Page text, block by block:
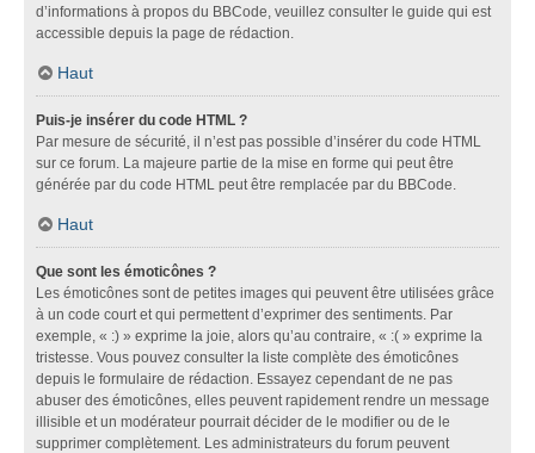
d’informations à propos du BBCode, veuillez consulter le guide qui est
accessible depuis la page de rédaction.
Haut
Puis-je insérer du code HTML ?
Par mesure de sécurité, il n’est pas possible d’insérer du code HTML
sur ce forum. La majeure partie de la mise en forme qui peut être
générée par du code HTML peut être remplacée par du BBCode.
Haut
Que sont les émoticônes ?
Les émoticônes sont de petites images qui peuvent être utilisées grâce
à un code court et qui permettent d’exprimer des sentiments. Par
exemple, « :) » exprime la joie, alors qu’au contraire, « :( » exprime la
tristesse. Vous pouvez consulter la liste complète des émoticônes
depuis le formulaire de rédaction. Essayez cependant de ne pas
abuser des émoticônes, elles peuvent rapidement rendre un message
illisible et un modérateur pourrait décider de le modifier ou de le
supprimer complètement. Les administrateurs du forum peuvent